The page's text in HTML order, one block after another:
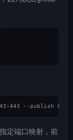
定端口映射，前